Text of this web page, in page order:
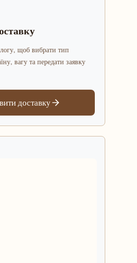
щоб вибрати тип
вагу та передати заявку
доставку